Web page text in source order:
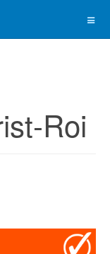
Roi